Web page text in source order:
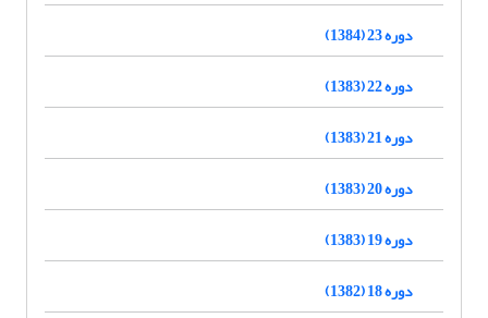
دوره 23 (1384)
دوره 22 (1383)
دوره 21 (1383)
دوره 20 (1383)
دوره 19 (1383)
دوره 18 (1382)